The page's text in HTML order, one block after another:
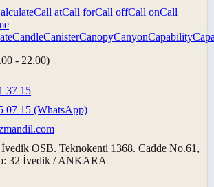
Call atCall forCall offCall onCall
CandleCanisterCanopyCanyonCapability
- 22.00)
37 15
07 15 (WhatsApp)
İvedik OSB. Teknokenti 1368. Cadde No.61,
32 İvedik / ANKARA